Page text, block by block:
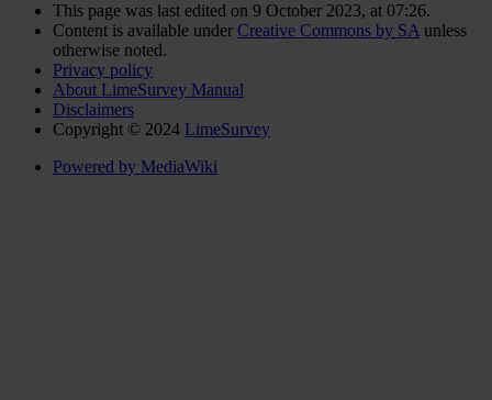
This page was last edited on 9 October 2023, at 07:26.
Content is available under Creative Commons by SA unless
otherwise noted.
Privacy policy
About LimeSurvey Manual
Disclaimers
Copyright © 2024 LimeSurvey
Powered by MediaWiki